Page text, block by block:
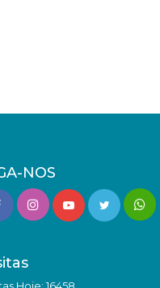
NOS